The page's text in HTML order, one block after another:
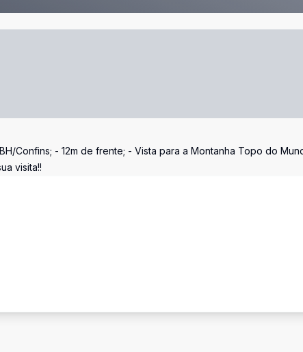
Confins; - 12m de frente; - Vista para a Montanha Topo do
visita!!